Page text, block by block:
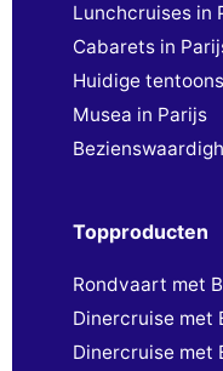
Lunchcruises in
Cabarets in
Huidige
Musea in Parijs
Topproducten
Rondvaart met
Dinercruise met
Dinercruise met